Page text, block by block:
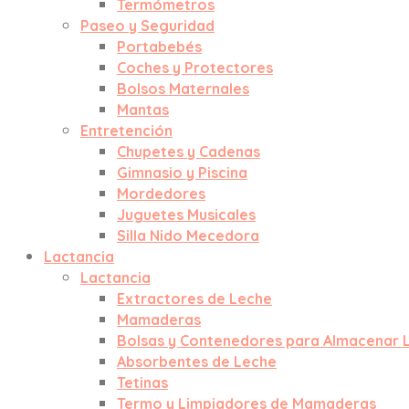
Termómetros
Paseo y Seguridad
Portabebés
Coches y Protectores
Bolsos Maternales
Mantas
Entretención
Chupetes y Cadenas
Gimnasio y Piscina
Mordedores
Juguetes Musicales
Silla Nido Mecedora
Lactancia
Lactancia
Extractores de Leche
Mamaderas
Bolsas y Contenedores para Almacenar
Absorbentes de Leche
Tetinas
Termo y Limpiadores de Mamaderas